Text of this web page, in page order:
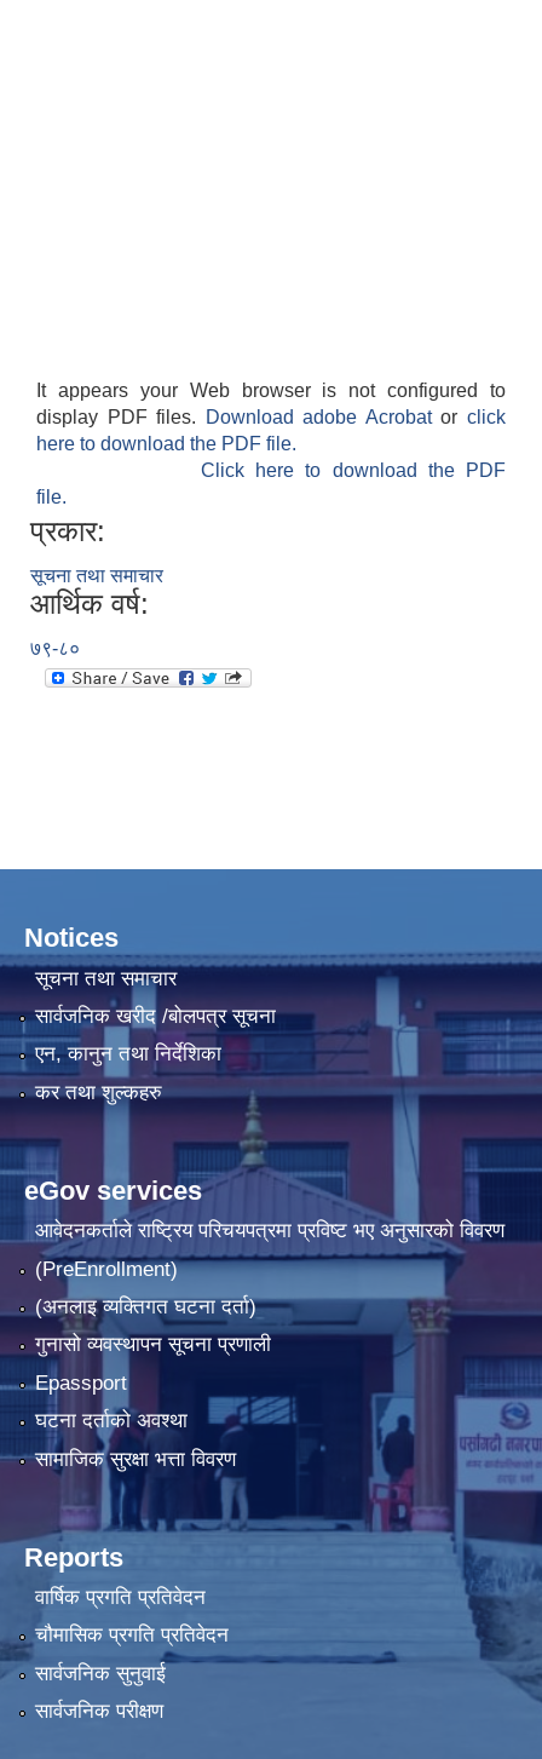
It appears your Web browser is not configured to
display PDF files.
Download adobe Acrobatorclick
here to download the PDF file.
Click here to download the PDF
file.
प्रकार:
सूचना तथा समाचार
आर्थिक वर्ष:
७९-८०
Notices
सूचना तथा समाचार
सार्वजनिक खरीद /बोलपत्र सूचना
एन, कानुन तथा निर्देशिका
कर तथा शुल्कहरु
eGov services
आवेदनकर्ताले राष्‍ट्रिय परिचयपत्रमा प्रविष्ट भए अनुसारको विवरण
(PreEnrollment)
(अनलाइ व्यक्तिगत घटना दर्ता)
गुनासो व्यवस्थापन सूचना प्रणाली
Epassport
घटना दर्ताको अवश्था
सामाजिक सुरक्षा भत्ता विवरण
Reports
वार्षिक प्रगति प्रतिवेदन
चौमासिक प्रगति प्रतिवेदन
सार्वजनिक सुनुवाई
सार्वजनिक परीक्षण